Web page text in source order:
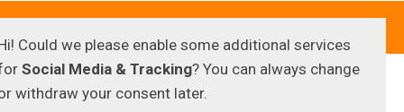
Could we please enable some additional services
Social Media & Tracking? You can always change
withdraw your consent later.